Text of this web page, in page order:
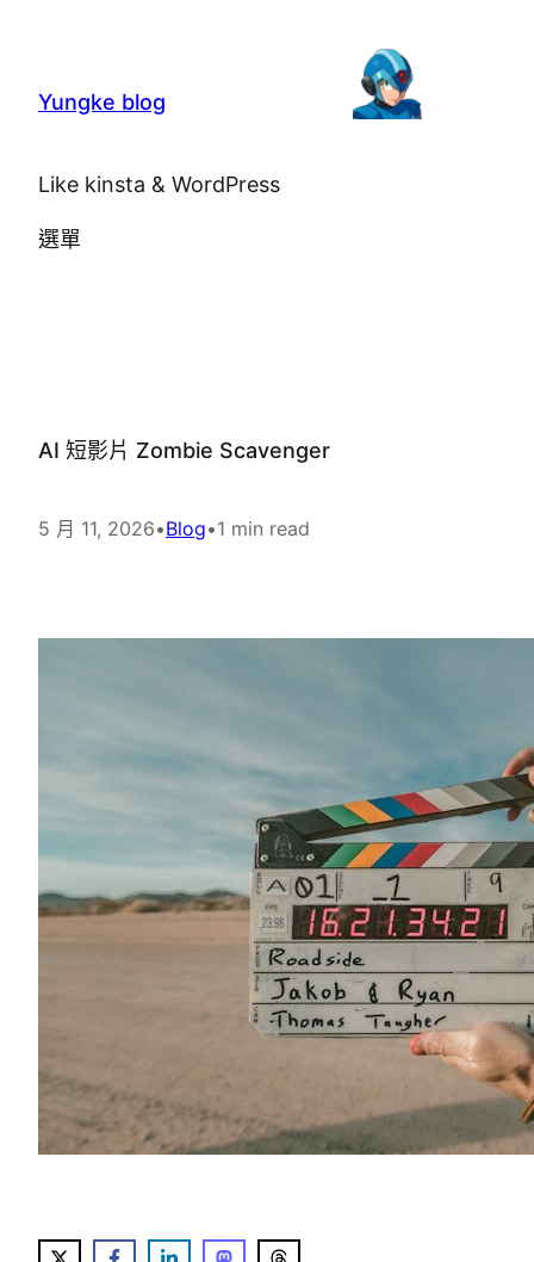
Yungke blog
Like kinsta & WordPress
選單
AI 短影片 Zombie Scavenger
5 月 11, 2026•Blog•1 min read